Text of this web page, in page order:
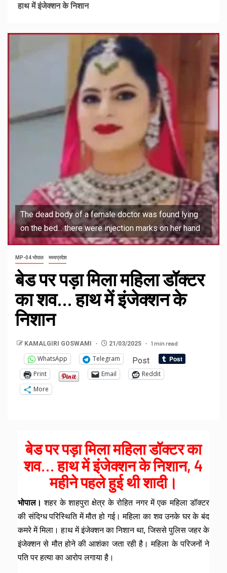
हाथ में इंजेक्शन के निशान
The dead body of a female doctor was found lying
on the bed... there were injection marks on her hand
MP-04 भोपाल मध्यप्रदेश
बेड पर पड़ा मिला महिला डॉक्टर
का शव… हाथ में इंजेक्शन के
निशान
KAMALGIRI GOSWAMI 21/03/2025 1 min read
WhatsApp Telegram Post
Print Email
Reddit
More
बेड पर पड़ा मिला महिला डॉक्टर का
शव… हाथ में इंजेक्शन के निशान, 4
महीने पहले हुई थी शादी।
भोपाल। शहर के शाहपुरा क्षेत्र के रोहित नगर में एक महिला डॉक्टर
की संदिग्ध परिस्थिति में मौत हो गई। महिला का शव उनके घर के बंद
कमरे में मिला। हाथ में इंजेक्शन का निशान था, जिससे पुलिस जहर के
इंजेक्शन से मौत होने की आशंका जता रही है। महिला के परिजनों ने
पति पर हत्या का आरोप लगाया है।